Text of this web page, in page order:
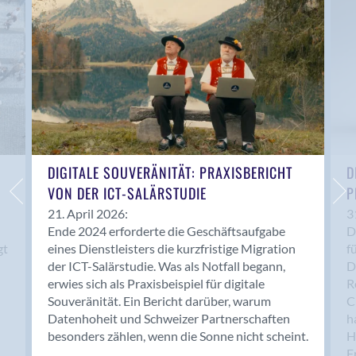
Anwil
Appenzell
Au SG
Baar
Baden
Balsthal
Balzers
Basel
Bassersdorf
Belp
Bendern
Benken (SG)
Bergdietikon
Berlin
Bern
Bern - Liebefeld
DIGITALE SOUVERÄNITÄT: PRAXISBERICHT
VON DER ICT-SALÄRSTUDIE
21. April 2026:
Ende 2024 erforderte die Geschäftsaufgabe
eines Dienstleisters die kurzfristige Migration
der ICT-Salärstudie. Was als Notfall begann,
erwies sich als Praxisbeispiel für digitale
Souveränität. Ein Bericht darüber, warum
Datenhoheit und Schweizer Partnerschaften
besonders zählen, wenn die Sonne nicht scheint.